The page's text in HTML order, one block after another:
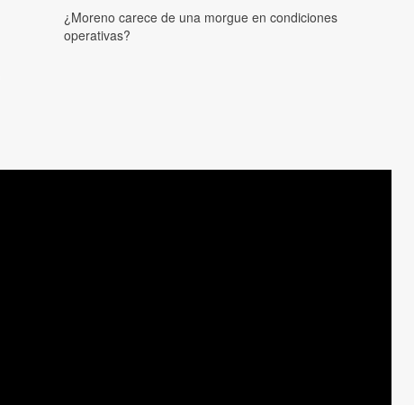
¿Moreno carece de una morgue en condiciones
operativas?